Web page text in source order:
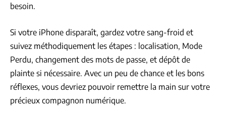
besoin.
Si votre iPhone disparaît, gardez votre sang-froid et
suivez méthodiquement les étapes : localisation, Mode
Perdu, changement des mots de passe, et dépôt de
plainte si nécessaire. Avec un peu de chance et les bons
réflexes, vous devriez pouvoir remettre la main sur votre
précieux compagnon numérique.